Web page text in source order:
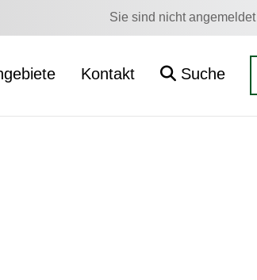
Sie sind nicht angemeldet
Kontakt Suche